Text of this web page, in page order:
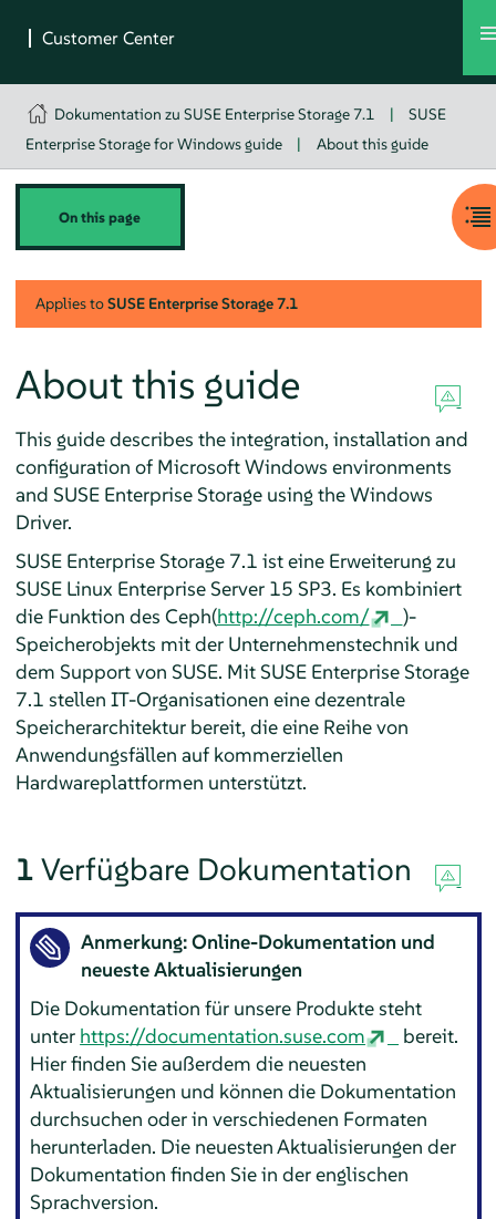
Dokumentation zu SUSE Enterprise Storage 7.1 |
SUSE
Enterprise Storage for Windows guide
| About this guide
On this page
Applies toSUSE Enterprise Storage7.1
About this guide
This guide describes the integration, installation and
configuration of Microsoft Windows environments
and SUSE Enterprise Storage using the Windows
Driver.
SUSE Enterprise Storage 7.1 ist eine Erweiterung zu
SUSE Linux Enterprise Server 15 SP3. Es kombiniert
die Funktion des Ceph(http://ceph.com/
)-
Speicherobjekts mit der Unternehmenstechnik und
dem Support von SUSE. Mit SUSE Enterprise Storage
7.1 stellen IT-Organisationen eine dezentrale
Speicherarchitektur bereit, die eine Reihe von
Anwendungsfällen auf kommerziellen
Hardwareplattformen unterstützt.
1 Verfügbare Dokumentation
Anmerkung: Online-Dokumentation und
neueste Aktualisierungen
Die Dokumentation für unsere Produkte steht
unter https://documentation.suse.com
bereit.
Hier finden Sie außerdem die neuesten
Aktualisierungen und können die Dokumentation
durchsuchen oder in verschiedenen Formaten
herunterladen. Die neuesten Aktualisierungen der
Dokumentation finden Sie in der englischen
Sprachversion.